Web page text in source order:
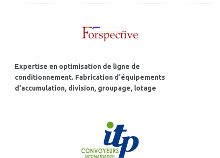
Expertise en optimisation de ligne de
conditionnement. Fabrication d'équipements
d'accumulation, division, groupage, lotage